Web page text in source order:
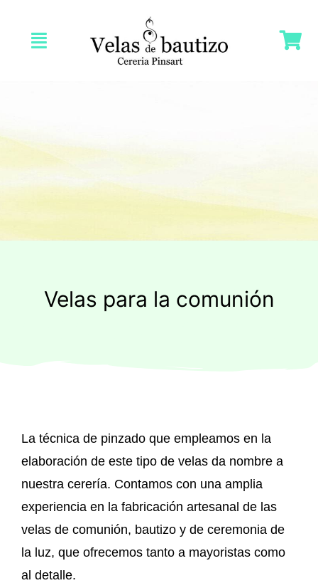
Toggle
Contacto
Velas para la comunión
La técnica de pinzado que empleamos en la
elaboración de este tipo de velas da nombre a
nuestra cerería. Contamos con una amplia
experiencia en la fabricación artesanal de las
velas de comunión, bautizo y de ceremonia de
la luz, que ofrecemos tanto a mayoristas como
al detalle.